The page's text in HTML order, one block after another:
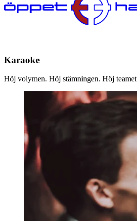
Karaoke
Höj volymen. Höj stämningen. Höj teamet